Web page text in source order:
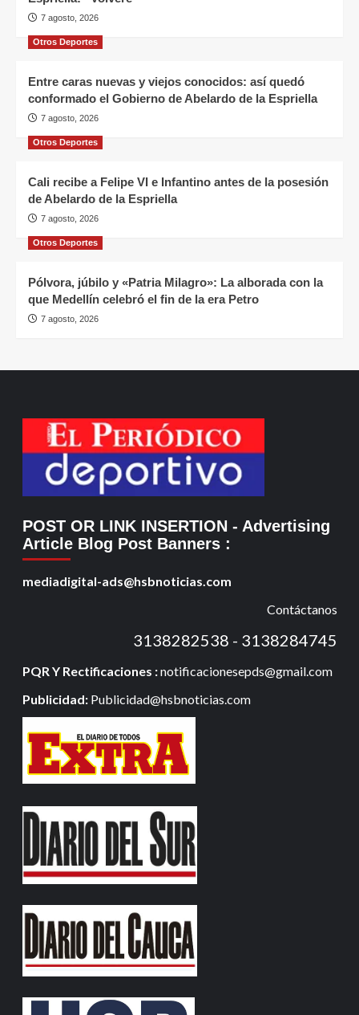
7 agosto, 2026
Otros Deportes
Entre caras nuevas y viejos conocidos: así quedó
conformado el Gobierno de Abelardo de la Espriella
7 agosto, 2026
Otros Deportes
Cali recibe a Felipe VI e Infantino antes de la posesión
de Abelardo de la Espriella
7 agosto, 2026
Otros Deportes
Pólvora, júbilo y «Patria Milagro»: La alborada con la
que Medellín celebró el fin de la era Petro
7 agosto, 2026
POST OR LINK INSERTION - Advertising
Article Blog Post Banners :
mediadigital-ads@hsbnoticias.com
Contáctanos
3138282538 - 3138284745
PQR Y Rectificaciones :notificacionesepds@gmail.com
Publicidad: Publicidad@hsbnoticias.com